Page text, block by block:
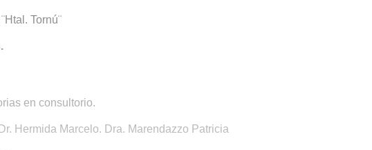
Tornú¨
en consultorio.
Hermida Marcelo. Dra. Marendazzo Patricia